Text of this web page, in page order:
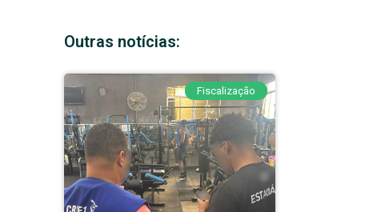
Outras notícias:
Fiscalização